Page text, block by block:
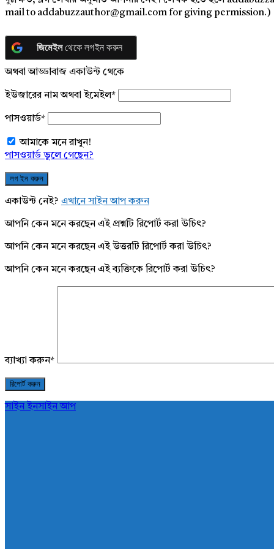
mail to addabuzzauthor@gmail.com for giving permission.)
জিমেইলথেকে লগইন করুন
অথবা আড্ডাবাজ একাউন্ট থেকে
ইউজারের নাম অথবা ইমেইল*
পাসওয়ার্ড*
আমাকে মনে রাখুন!
পাসওয়ার্ড ভুলে গেছেন?
একাউন্ট নেই? এখানে সাইন আপ করুন
আপনি কেন মনে করছেন এই প্রশ্নটি রিপোর্ট করা উচিৎ?
আপনি কেন মনে করছেন এই উত্তরটি রিপোর্ট করা উচিৎ?
আপনি কেন মনে করছেন এই ব্যক্তিকে রিপোর্ট করা উচিৎ?
ব্যাখ্যা করুন*
সাইন ইনসাইন আপ